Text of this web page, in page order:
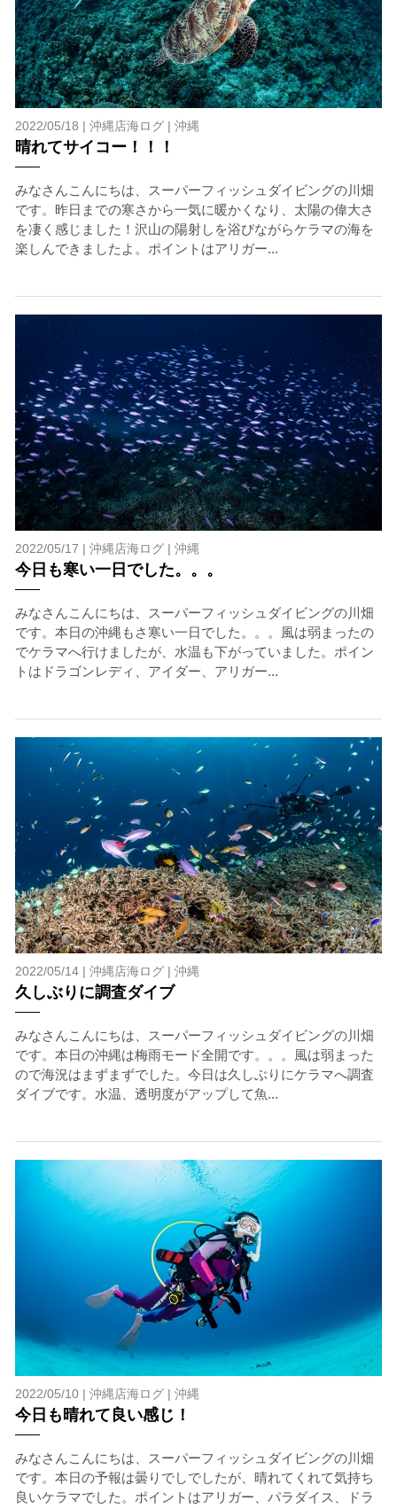
2022/05/18 | 沖縄店海ログ| 沖縄
晴れてサイコー！！！
みなさんこんにちは、スーパーフィッシュダイビングの川畑
です。昨日までの寒さから一気に暖かくなり、太陽の偉大さ
を凄く感じました！沢山の陽射しを浴びながらケラマの海を
楽しんできましたよ。ポイントはアリガー...
2022/05/17 | 沖縄店海ログ| 沖縄
今日も寒い一日でした。。。
みなさんこんにちは、スーパーフィッシュダイビングの川畑
です。本日の沖縄もさ寒い一日でした。。。風は弱まったの
でケラマへ行けましたが、水温も下がっていました。ポイン
トはドラゴンレディ、アイダー、アリガー...
2022/05/14 | 沖縄店海ログ| 沖縄
久しぶりに調査ダイブ
みなさんこんにちは、スーパーフィッシュダイビングの川畑
です。本日の沖縄は梅雨モード全開です。。。風は弱まった
ので海況はまずまずでした。今日は久しぶりにケラマへ調査
ダイブです。水温、透明度がアップして魚...
2022/05/10 | 沖縄店海ログ| 沖縄
今日も晴れて良い感じ！
みなさんこんにちは、スーパーフィッシュダイビングの川畑
です。本日の予報は曇りでしでしたが、晴れてくれて気持ち
良いケラマでした。ポイントはアリガー、パラダイス、ドラ
2.人数制限とエントリー順
クジラへのストレス軽減や安全管理の観点から、エント
リー人数を制限する場合があります。また、エントリー
の順番はガイドが決定しますので、必ずその指示に従っ
て準備してください。
3.クジラとの距離と泳ぎ方
クジラの観察は水面からのみとし、素潜りは禁止としま
す。クジラによっては、人が近くを泳ぐことを嫌い、逃
時やガイドの指示がある場合を除き、クジラの近くでフ
ィンキックなどをして泳ぐことも禁止します。クジラは
一度でもそのような行動を取る人間を嫌がってしまう
と、その後スイムで近づくことができなくなる場合が多
ツアー当日は、ゲストの安全を最優先とし、可能な限り
スイムが実施できるよう努めます。しかし、万が一海に
エントリーできなかった場合や、クジラを発見できなか
った場合でも返金はいたしませんので、あらかじめご了
承ください。
5.海況について
沖縄の1月～3月は、季節的に海が穏やかな日は多くあり
ません。そのため、多少の波やうねりがある中でスノー
ケリングを行う場合が多くなります。泳力や体力に自信
のない方、また船酔いしやすい方は、ご自身で事前に十
分な対策をお願いいたします。
6.参加条件
ツアー中に、スノーケリングやスキンダイビングの技術
た場合には、参加をお断りする場合があります。スキン
ダイビングの経験が浅い方については、条件付きでのご
案内となる場合があります。その際のご返金には応じか
ねますので、あらかじめご了承ください。これまでの経
7.器材やスーツのレンタル
ホエールスイム参加時に使用する器材やスーツのレンタ
ルをご希望の方は、事前にお申し出ください。
承諾しました。
危険の告知
ホエールスイムは、通常のスノーケリングやスキンダイビ
ングに伴う危険に加え、予測不能なクジラの行動や、クジ
ラとの接触によってトラブルが発生する可能性がありま
す。さらに、流れのある海上で、船上からエントリーやエ
キジットを行う際にもトラブルが生じる可能性がありま
合があります。またホエールスイムでは、これら以外にも
想定できないトラブルが発生する可能性があります。
参加者はこれらのリスクを理解し、傷害や損害につながっ
承諾しました。
上記承諾ください。
閉じる